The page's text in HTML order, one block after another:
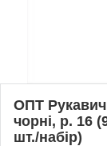
ОПТ
чорні, р. 16
шт./набір)